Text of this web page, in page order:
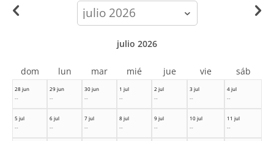
calendar-
month
28 jun
--
29 jun
--
30 jun
--
1 jul
--
2 jul
--
3 jul
--
4 jul
--
5 jul
--
6 jul
--
7 jul
--
8 jul
--
9 jul
--
10 jul
--
11 jul
--
julio 2026
dom lun mar mié jue vie sáb